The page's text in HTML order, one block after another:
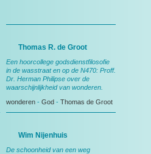
Thomas R. de Groot
Een hoorcollege godsdienstfilosofie
in de wasstraat en op de N470: Proff.
Dr. Herman Philipse over de
waarschijnlijkheid van wonderen.
wonderen - God - Thomas de Groot
Wim Nijenhuis
De schoonheid van een weg